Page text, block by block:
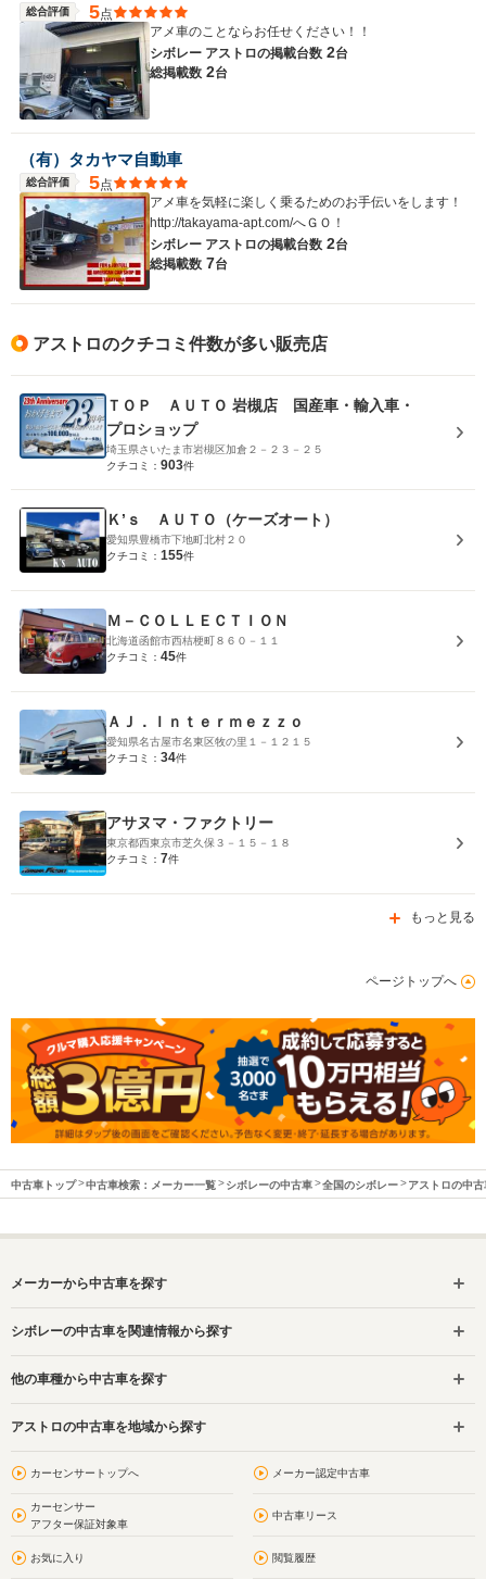
総合評価 5点
アメ車のことならお任せください！！
シボレー アストロの掲載台数 2台
総掲載数 2台
（有）タカヤマ自動車
総合評価 5点
アメ車を気軽に楽しく乗るためのお手伝いをします！
http://takayama-apt.com/へＧＯ！
シボレー アストロの掲載台数 2台
総掲載数 7台
アストロのクチコミ件数が多い販売店
ＴＯＰ ＡＵＴＯ 岩槻店 国産車・輸入車・
プロショップ
埼玉県さいたま市岩槻区加倉２－２３－２５
クチコミ： 903件
Ｋ’ｓ ＡＵＴＯ（ケーズオート）
愛知県豊橋市下地町北村２０
クチコミ： 155件
Ｍ－ＣＯＬＬＥＣＴＩＯＮ
北海道函館市西桔梗町８６０－１１
クチコミ： 45件
ＡＪ．Ｉｎｔｅｒｍｅｚｚｏ
愛知県名古屋市名東区牧の里１－１２１５
クチコミ： 34件
アサヌマ・ファクトリー
東京都西東京市芝久保３－１５－１８
クチコミ： 7件
もっと見る
ページトップへ
中古車トップ 中古車検索：メーカー一覧 シボレーの中古車 全国のシボレー アストロの中古
メーカーから中古車を探す
シボレーの中古車を関連情報から探す
他の車種から中古車を探す
アストロの中古車を地域から探す
カーセンサートップへ メーカー認定中古車
カーセンサー
アフター保証対象車
中古車リース
お気に入り 閲覧履歴